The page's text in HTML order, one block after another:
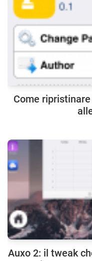
Come
Auxo 2: il tweak